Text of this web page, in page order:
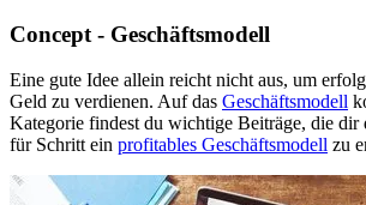
Concept - Geschäftsmodell
Eine gute Idee allein reicht nicht aus, um
Geld zu verdienen. Auf das Geschäftsmodell
Kategorie findest du wichtige Beiträge, die dir
für Schritt ein profitables Geschäftsmodell zu